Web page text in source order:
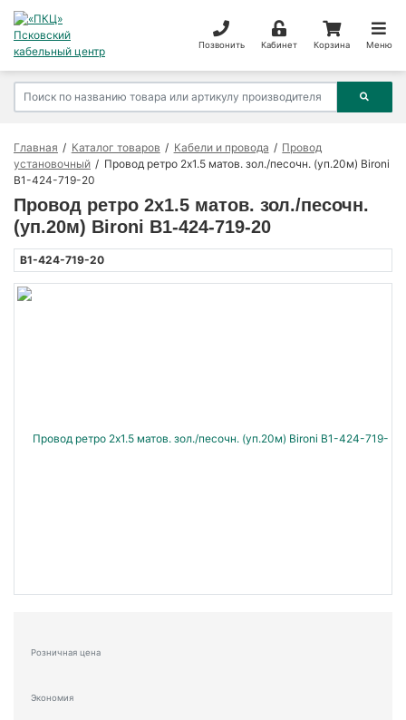
Позвонить Кабинет Корзина Меню
Главная Каталог товаров Кабели и провода
Провод
установочный
Провод ретро 2х1.5 матов. зол./песочн. (уп.20м) Bironi
B1-424-719-20
Провод ретро 2х1.5 матов. зол./песочн.
(уп.20м) Bironi B1-424-719-20
B1-424-719-20
Розничная цена
Экономия